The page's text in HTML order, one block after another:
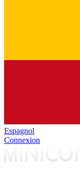
Espagnol
Connexion